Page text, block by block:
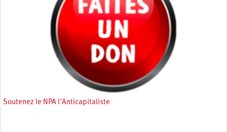
Soutenez le NPA l'Anticapitaliste